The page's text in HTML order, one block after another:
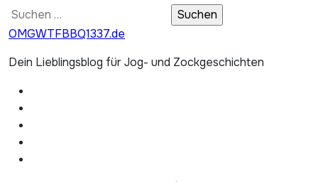
Suchen
nach:
OMGWTFBBQ1337.de
Dein Lieblingsblog für Jog- und Zockgeschichten